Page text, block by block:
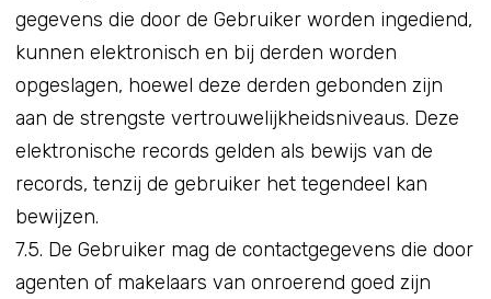
gegevens die door de Gebruiker worden ingediend,
kunnen elektronisch en bij derden worden
opgeslagen, hoewel deze derden gebonden zijn
aan de strengste vertrouwelijkheidsniveaus. Deze
elektronische records gelden als bewijs van de
records, tenzij de gebruiker het tegendeel kan
bewijzen.
7.5. De Gebruiker mag de contactgegevens die door
agenten of makelaars van onroerend goed zijn